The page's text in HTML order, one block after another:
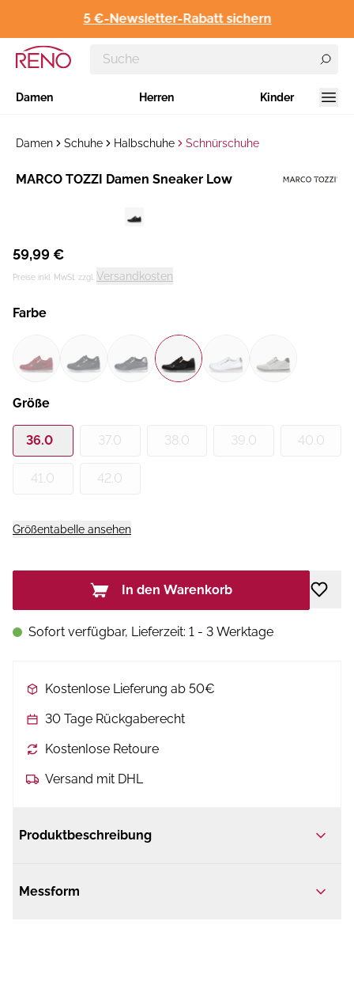
5 €-Newsletter-Rabatt sichern
Damen Herren Kinder
Damen Schuhe Halbschuhe Schnürschuhe
Hersteller :
MARCO TOZZI Damen Sneaker Low
59,99 €
Preise inkl. MwSt. zzgl. Versandkosten
Farbe
Größe
36.0 37.0 38.0 39.0 40.0
41.0 42.0
Größentabelle ansehen
In den Warenkorb
Sofort verfügbar, Lieferzeit: 1 - 3 Werktage
Kostenlose Lieferung ab 50€
30 Tage Rückgaberecht
Kostenlose Retoure
Versand mit DHL
Produktbeschreibung
Messform